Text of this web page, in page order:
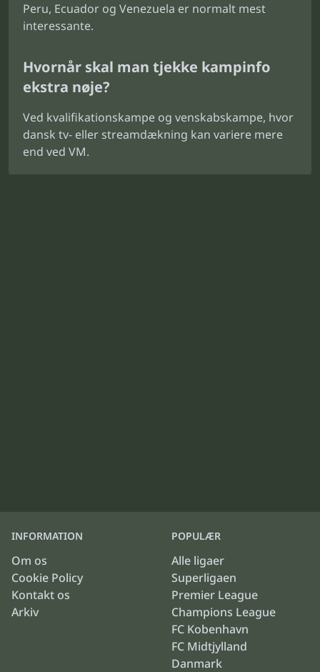
Peru, Ecuador og Venezuela er normalt mest
interessante.
Hvornår skal man tjekke kampinfo
ekstra nøje?
Ved kvalifikationskampe og venskabskampe, hvor
dansk tv- eller streamdækning kan variere mere
end ved VM.
INFORMATION
Om os
Cookie Policy
Kontakt os
Arkiv
POPULÆR
Alle ligaer
Superligaen
Premier League
Champions League
FC Kobenhavn
FC Midtjylland
Danmark